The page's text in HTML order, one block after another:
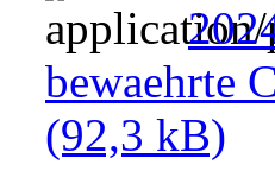
bewaehrte
(92,3 kB)